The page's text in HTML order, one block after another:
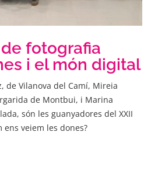
fotografia
i el món digital
de Vilanova del Camí, Mireia
de Montbui, i Marina
són les guanyadores del XXII
ens veiem les dones?